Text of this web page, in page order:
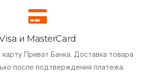
и MasterCard
Приват Банка. Доставка товара
после подтверждения платежа.